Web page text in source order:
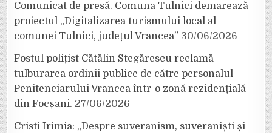
Comunicat de presă. Comuna Tulnici demarează
proiectul „Digitalizarea turismului local al
comunei Tulnici, județul Vrancea” 30/06/2026
Fostul polițist Cătălin Stegărescu reclamă
tulburarea ordinii publice de către personalul
Penitenciarului Vrancea într-o zonă rezidențială
din Focșani. 27/06/2026
Cristi Irimia: „Despre suveranism, suveraniști și